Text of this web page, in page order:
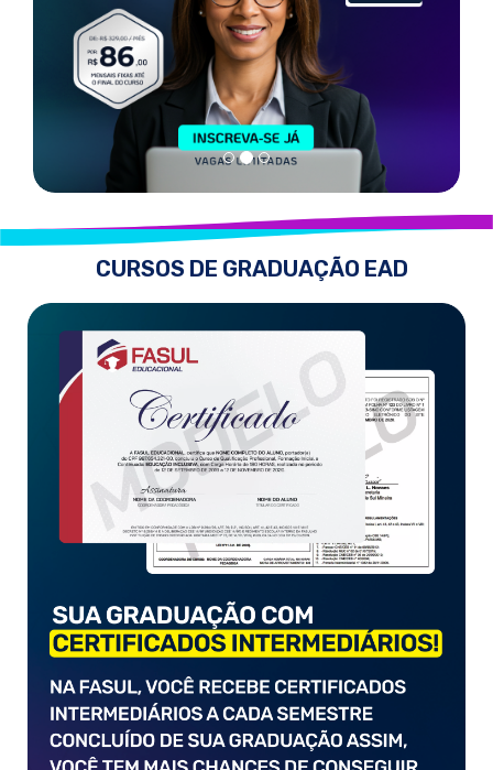
CURSOS DE GRADUAÇÃO EAD